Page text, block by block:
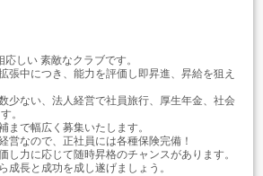
しい 素敵なクラブです。
張中につき、能力を評価し即昇進、昇給を狙え
少ない、法人経営で社員旅行、厚生年金、社会
。
まで幅広く募集いたします。
営なので、正社員には各種保険完備！
し力に応じて随時昇格のチャンスがあります。
成長と成功を成し遂げましょう。